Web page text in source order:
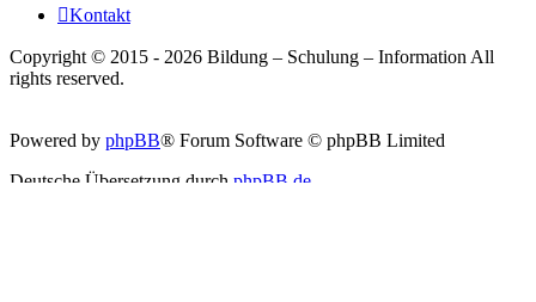
Kontakt
Copyright © 2015 - 2026 Bildung – Schulung – Information All
rights reserved.
Powered by phpBB® Forum Software © phpBB Limited
Deutsche Übersetzung durch phpBB.de